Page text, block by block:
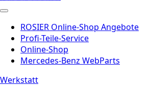
ROSIER Online-Shop Angebote
Profi-Teile-Service
Online-Shop
Mercedes-Benz WebParts
Werkstatt